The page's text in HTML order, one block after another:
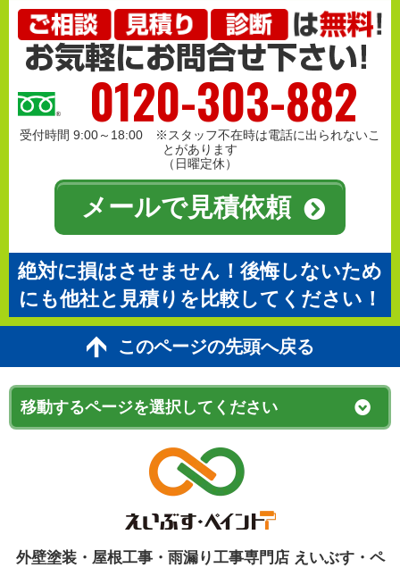
0120-303-882
受付時間 9:00～18:00 ※スタッフ不在時は電話に出られないこ
とがあります
（日曜定休）
メールで見積依頼
絶対に損はさせません！後悔しないため
にも他社と見積りを比較してください！
このページの先頭へ戻る
外壁塗装・屋根工事・雨漏り工事専門店 えいぶす・ペ